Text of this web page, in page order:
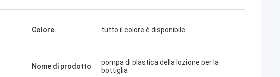
Colore tutto il colore è disponibile
Nome di prodotto
pompa di plastica della lozione per la
bottiglia